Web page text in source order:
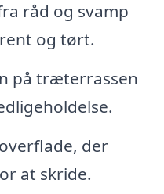
råd og svamp
og tørt.
på træterrassen
der
at skride.